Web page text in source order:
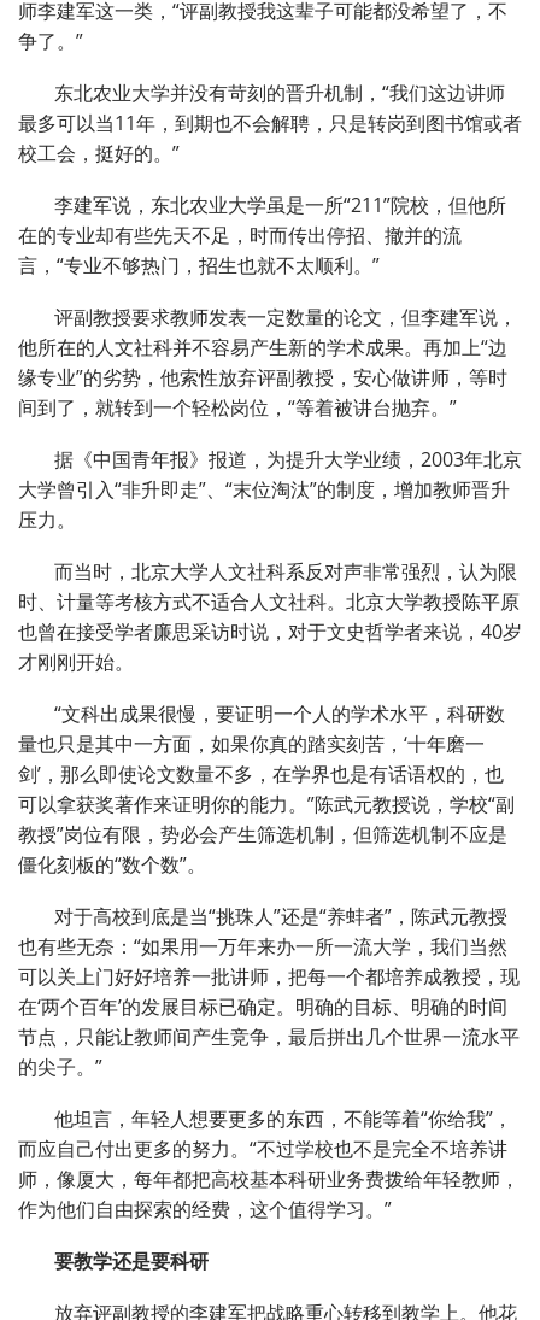
师李建军这一类，“评副教授我这辈子可能都没希望了，不
争了。”
东北农业大学并没有苛刻的晋升机制，“我们这边讲师
最多可以当11年，到期也不会解聘，只是转岗到图书馆或者
校工会，挺好的。”
李建军说，东北农业大学虽是一所“211”院校，但他所
在的专业却有些先天不足，时而传出停招、撤并的流
言，“专业不够热门，招生也就不太顺利。”
评副教授要求教师发表一定数量的论文，但李建军说，
他所在的人文社科并不容易产生新的学术成果。再加上“边
缘专业”的劣势，他索性放弃评副教授，安心做讲师，等时
间到了，就转到一个轻松岗位，“等着被讲台抛弃。”
据《中国青年报》报道，为提升大学业绩，2003年北京
大学曾引入“非升即走”、“末位淘汰”的制度，增加教师晋升
压力。
而当时，北京大学人文社科系反对声非常强烈，认为限
时、计量等考核方式不适合人文社科。北京大学教授陈平原
也曾在接受学者廉思采访时说，对于文史哲学者来说，40岁
才刚刚开始。
“文科出成果很慢，要证明一个人的学术水平，科研数
量也只是其中一方面，如果你真的踏实刻苦，‘十年磨一
剑’，那么即使论文数量不多，在学界也是有话语权的，也
可以拿获奖著作来证明你的能力。”陈武元教授说，学校“副
教授”岗位有限，势必会产生筛选机制，但筛选机制不应是
僵化刻板的“数个数”。
对于高校到底是当“挑珠人”还是“养蚌者”，陈武元教授
也有些无奈：“如果用一万年来办一所一流大学，我们当然
可以关上门好好培养一批讲师，把每一个都培养成教授，现
在‘两个百年’的发展目标已确定。明确的目标、明确的时间
节点，只能让教师间产生竞争，最后拼出几个世界一流水平
的尖子。”
他坦言，年轻人想要更多的东西，不能等着“你给我”，
而应自己付出更多的努力。“不过学校也不是完全不培养讲
师，像厦大，每年都把高校基本科研业务费拨给年轻教师，
作为他们自由探索的经费，这个值得学习。”
要教学还是要科研
放弃评副教授的李建军把战略重心转移到教学上。他花